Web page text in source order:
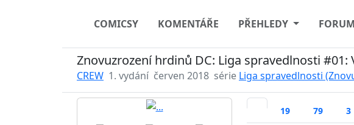
COMICSY KOMENTÁŘE PŘEHLEDY FORUM
Znovuzrození hrdinů DC: Liga spravedlnosti #01:
CREW 1. vydání červen 2018 série Liga spravedlnosti
19 79 3